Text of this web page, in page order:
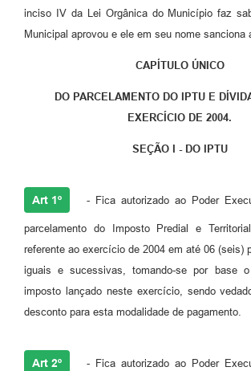
inciso IV da Lei Orgânica do Município faz
Municipal aprovou e ele em seu nome sanciona
CAPÍTULO ÚNICO
DO PARCELAMENTO DO IPTU E
EXERCÍCIO DE 2004.
SEÇÃO I - DO IPTU
Art 1º - Fica autorizado ao Poder
parcelamento do Imposto Predial e
referente ao exercício de 2004 em até 06 (seis)
iguais e sucessivas, tomando-se por base
imposto lançado neste exercício, sendo
desconto para esta modalidade de pagamento.
Art 2º - Fica autorizado ao Poder